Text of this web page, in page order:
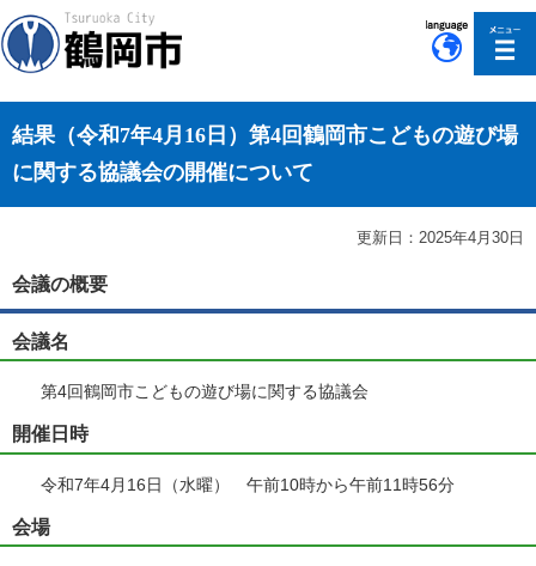
結果（令和7年4月16日）第4回鶴岡市こどもの遊び場
に関する協議会の開催について
更新日：2025年4月30日
会議の概要
会議名
第4回鶴岡市こどもの遊び場に関する協議会
開催日時
令和7年4月16日（水曜） 午前10時から午前11時56分
会場